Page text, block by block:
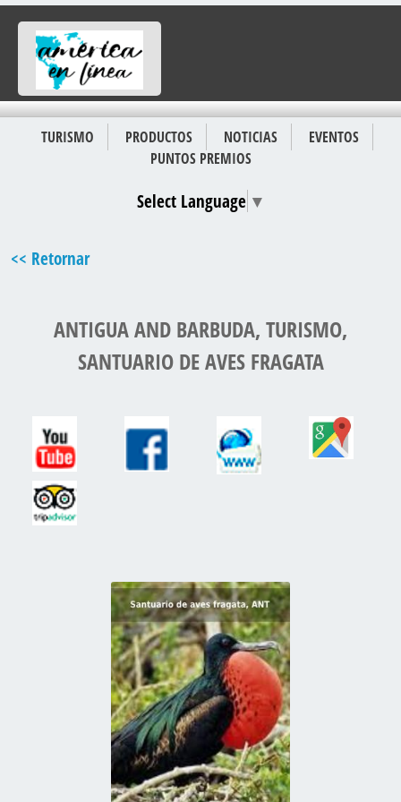
TURISMO PRODUCTOS NOTICIAS
EVENTOS
PUNTOS PREMIOS
Select Language ▼
<< Retornar
ANTIGUA AND BARBUDA, TURISMO,
SANTUARIO DE AVES FRAGATA